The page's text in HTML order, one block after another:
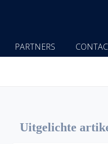
PARTNERS
Uitgelichte